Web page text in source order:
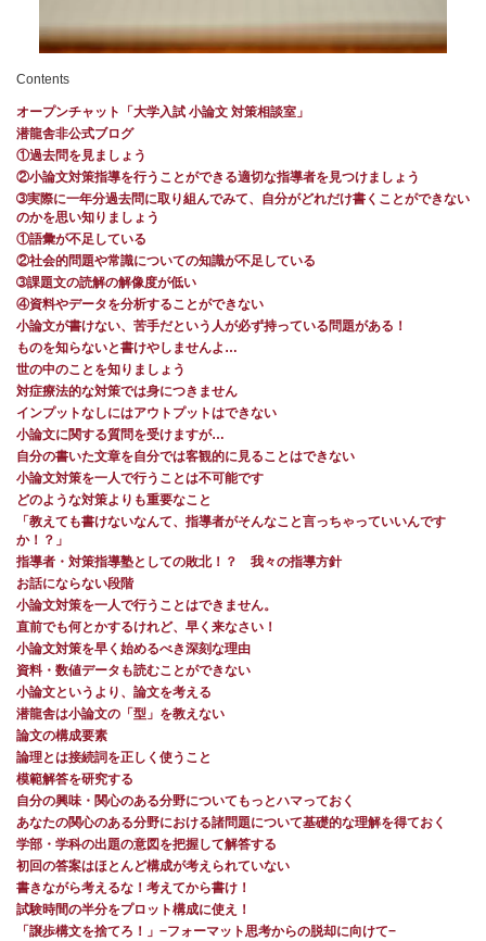
Contents
オープンチャット「大学入試 小論文 対策相談室」
潜龍舎非公式ブログ
①過去問を見ましょう
②小論文対策指導を行うことができる適切な指導者を見つけましょう
➂実際に一年分過去問に取り組んでみて、自分がどれだけ書くことができない
のかを思い知りましょう
①語彙が不足している
②社会的問題や常識についての知識が不足している
➂課題文の読解の解像度が低い
④資料やデータを分析することができない
小論文が書けない、苦手だという人が必ず持っている問題がある！
ものを知らないと書けやしませんよ…
世の中のことを知りましょう
対症療法的な対策では身につきません
インプットなしにはアウトプットはできない
小論文に関する質問を受けますが…
自分の書いた文章を自分では客観的に見ることはできない
小論文対策を一人で行うことは不可能です
どのような対策よりも重要なこと
「教えても書けないなんて、指導者がそんなこと言っちゃっていいんです
か！？」
指導者・対策指導塾としての敗北！？ 我々の指導方針
お話にならない段階
小論文対策を一人で行うことはできません。
直前でも何とかするけれど、早く来なさい！
小論文対策を早く始めるべき深刻な理由
資料・数値データも読むことができない
小論文というより、論文を考える
潜龍舎は小論文の「型」を教えない
論文の構成要素
論理とは接続詞を正しく使うこと
模範解答を研究する
自分の興味・関心のある分野についてもっとハマっておく
あなたの関心のある分野における諸問題について基礎的な理解を得ておく
学部・学科の出題の意図を把握して解答する
初回の答案はほとんど構成が考えられていない
書きながら考えるな！考えてから書け！
試験時間の半分をプロット構成に使え！
「譲歩構文を捨てろ！」−フォーマット思考からの脱却に向けて−